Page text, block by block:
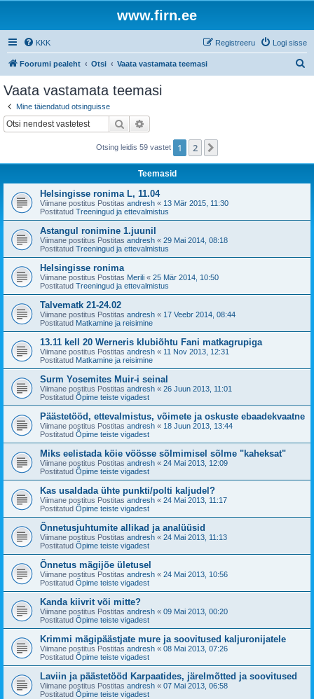
www.firn.ee
KKK Logi sisse
Registreeru
Foorumi pealeht Otsi Vaata vastamata teemasi
Vaata vastamata teemasi
Mine täiendatud otsinguisse
Otsi
Otsing leidis 59 vastet 1 2
Teemasid
Helsingisse ronima L, 11.04
Viimane postitus Postitas andresh « 13 Mär 2015, 11:30
Postitatud Treeningud ja ettevalmistus
Astangul ronimine 1.juunil
Viimane postitus Postitas andresh « 29 Mai 2014, 08:18
Postitatud Treeningud ja ettevalmistus
Helsingisse ronima
Viimane postitus Postitas Merili « 25 Mär 2014, 10:50
Postitatud Treeningud ja ettevalmistus
Talvematk 21-24.02
Viimane postitus Postitas andresh « 17 Veebr 2014, 08:44
Postitatud Matkamine ja reisimine
13.11 kell 20 Werneris klubiõhtu Fani matkagrupiga
Viimane postitus Postitas andresh « 11 Nov 2013, 12:31
Postitatud Matkamine ja reisimine
Surm Yosemites Muir-i seinal
Viimane postitus Postitas andresh « 26 Juun 2013, 11:01
Postitatud Õpime teiste vigadest
Päästetööd, ettevalmistus, võimete ja oskuste ebaadekvaatne
Viimane postitus Postitas andresh « 18 Juun 2013, 13:44
Postitatud Õpime teiste vigadest
Miks eelistada köie vöösse sõlmimisel sõlme "kaheksat"
Viimane postitus Postitas andresh « 24 Mai 2013, 12:09
Postitatud Õpime teiste vigadest
Kas usaldada ühte punkti/polti kaljudel?
Viimane postitus Postitas andresh « 24 Mai 2013, 11:17
Postitatud Õpime teiste vigadest
Õnnetusjuhtumite allikad ja analüüsid
Viimane postitus Postitas andresh « 24 Mai 2013, 11:13
Postitatud Õpime teiste vigadest
Õnnetus mägijõe ületusel
Viimane postitus Postitas andresh « 24 Mai 2013, 10:56
Postitatud Õpime teiste vigadest
Kanda kiivrit või mitte?
Viimane postitus Postitas andresh « 09 Mai 2013, 00:20
Postitatud Õpime teiste vigadest
Krimmi mägipäästjate mure ja soovitused kaljuronijatele
Viimane postitus Postitas andresh « 08 Mai 2013, 07:26
Postitatud Õpime teiste vigadest
Laviin ja päästetööd Karpaatides, järelmõtted ja soovitused
Viimane postitus Postitas andresh « 07 Mai 2013, 06:58
Postitatud Õpime teiste vigadest